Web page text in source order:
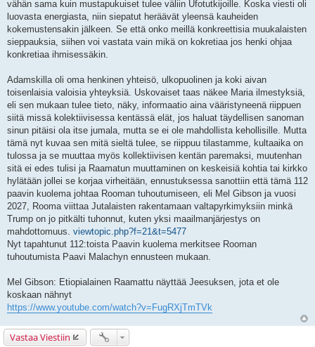
vähän sama kuin mustapukuiset tulee väliin Ufotutkijoille. Koska viesti oli
luovasta energiasta, niin siepatut heräävät yleensä kauheiden
kokemustensakin jälkeen. Se että onko meillä konkreettisia muukalaisten
sieppauksia, siihen voi vastata vain mikä on kokretiaa jos henki ohjaa
konkretiaa ihmisessäkin.
Adamskilla oli oma henkinen yhteisö, ulkopuolinen ja koki aivan
toisenlaisia valoisia yhteyksiä. Uskovaiset taas näkee Maria ilmestyksiä,
eli sen mukaan tulee tieto, näky, informaatio aina vääristyneenä riippuen
siitä missä kolektiivisessa kentässä elät, jos haluat täydellisen sanoman
sinun pitäisi ola itse jumala, mutta se ei ole mahdollista kehollisille. Mutta
tämä nyt kuvaa sen mitä sieltä tulee, se riippuu tilastamme, kultaaika on
tulossa ja se muuttaa myös kollektiivisen kentän paremaksi, muutenhan
sitä ei edes tulisi ja Raamatun muuttaminen on keskeisiä kohtia tai kirkko
hylätään jollei se korjaa virheitään, ennustuksessa sanottiin että tämä 112
paavin kuolema johtaa Rooman tuhoutumiseen, eli Mel Gibson ja vuosi
2027, Rooma viittaa Jutalaisten rakentamaan valtapyrkimyksiin minkä
Trump on jo pitkälti tuhonnut, kuten yksi maailmanjärjestys on
mahdottomuus. viewtopic.php?f=21&t=5477
Nyt tapahtunut 112:toista Paavin kuolema merkitsee Rooman
tuhoutumista Paavi Malachyn ennusteen mukaan.
Mel Gibson: Etiopialainen Raamattu näyttää Jeesuksen, jota et ole
koskaan nähnyt
https://www.youtube.com/watch?v=FugRXjTmTVk
Vastaa Viestiin